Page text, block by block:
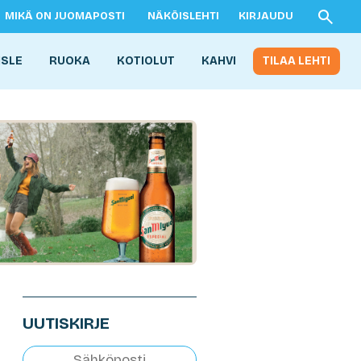
MIKÄ ON JUOMAPOSTI NÄKÖISLEHTI KIRJAUDU
RUOKA KOTIOLUT KAHVI TILAA LEHTI
UUTISKIRJE